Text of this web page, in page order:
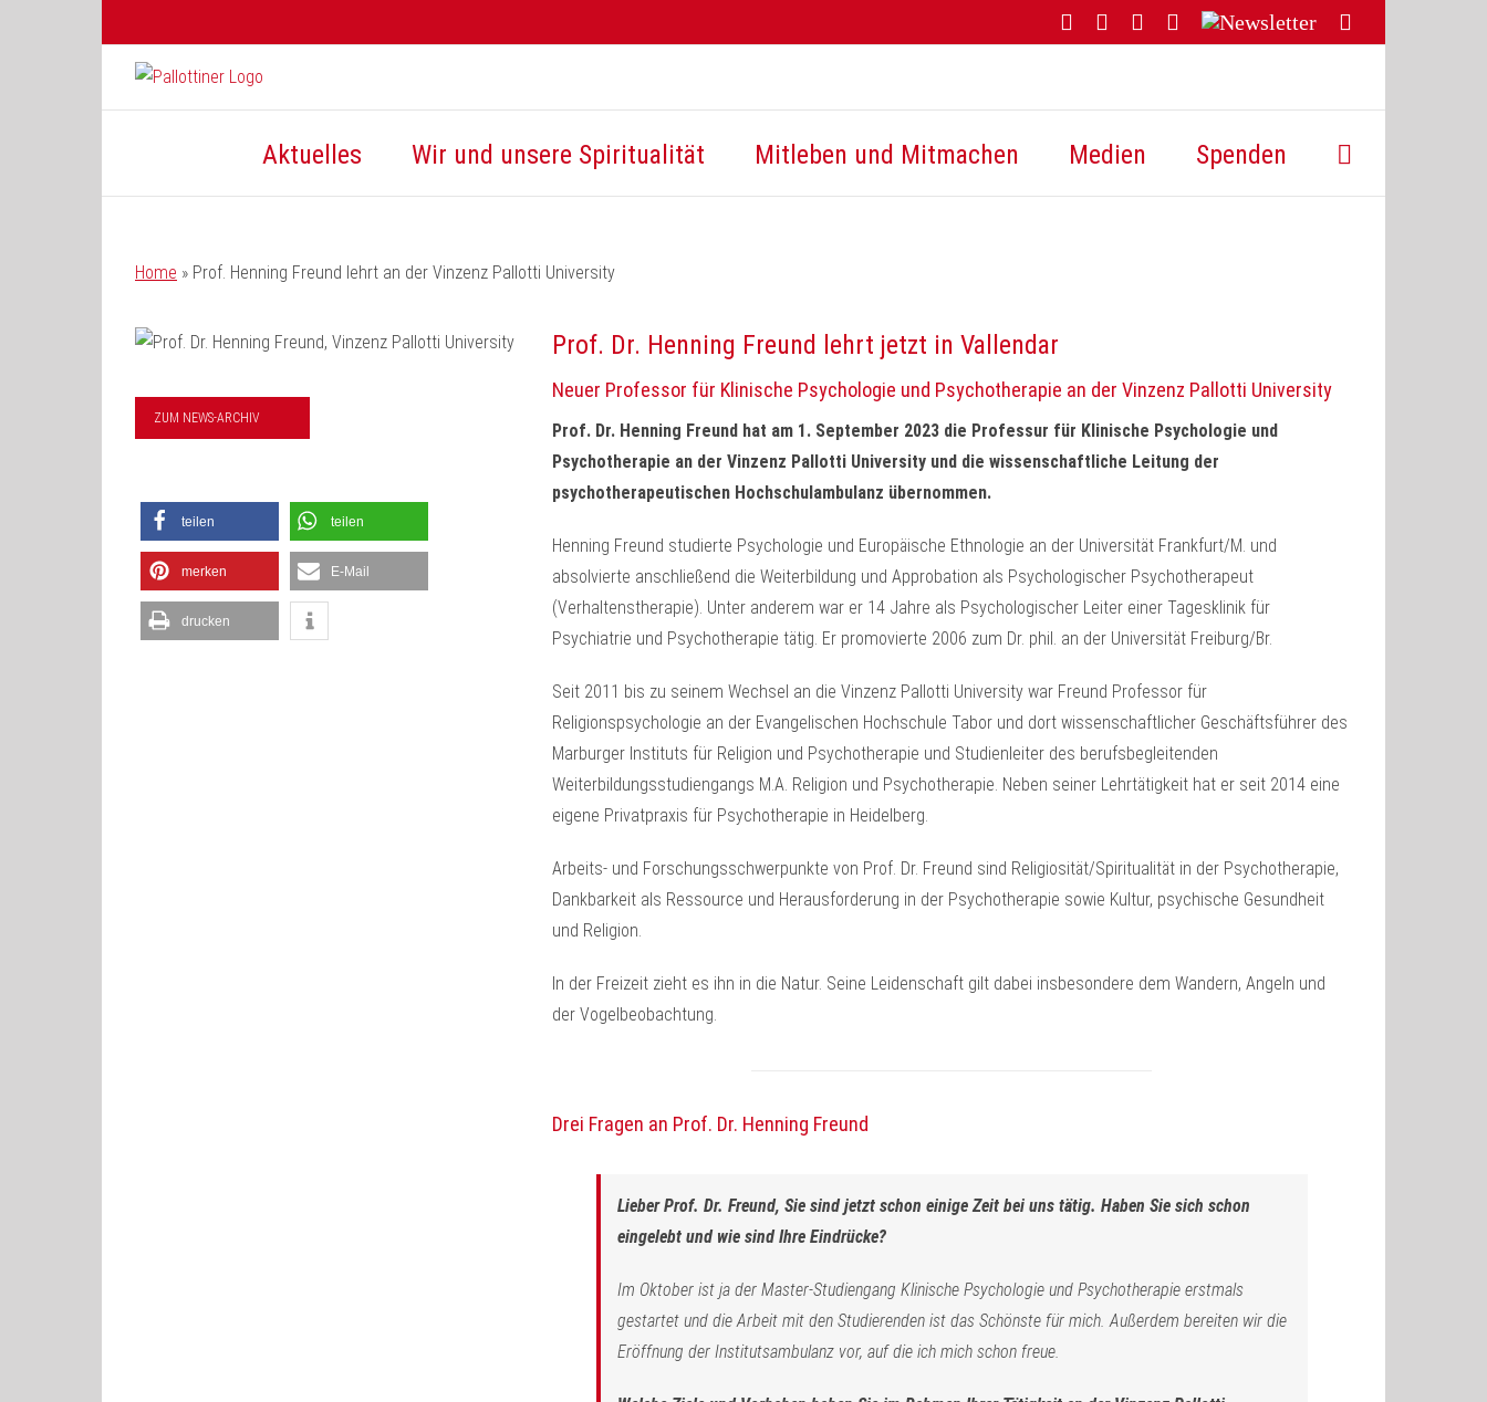
FacebookYouTubeInstagram
Threads
Newsletter
Mail
Aktuelles Wir und unsere Spiritualität Mitleben und Mitmachen Medien Spenden
Home » Prof. Henning Freund lehrt an der Vinzenz Pallotti University
ZUM NEWS-ARCHIV
teilen teilen
merken E-Mail
drucken
Prof. Dr. Henning Freund lehrt jetzt in Vallendar
Neuer Professor für Klinische Psychologie und Psychotherapie an der Vinzenz Pallotti University
Prof. Dr. Henning Freund hat am 1. September 2023 die Professur für Klinische Psychologie und
Psychotherapie an der Vinzenz Pallotti University und die wissenschaftliche Leitung der
psychotherapeutischen Hochschulambulanz übernommen.
Henning Freund studierte Psychologie und Europäische Ethnologie an der Universität Frankfurt/M. und
absolvierte anschließend die Weiterbildung und Approbation als Psychologischer Psychotherapeut
(Verhaltenstherapie). Unter anderem war er 14 Jahre als Psychologischer Leiter einer Tagesklinik für
Psychiatrie und Psychotherapie tätig. Er promovierte 2006 zum Dr. phil. an der Universität Freiburg/Br.
Seit 2011 bis zu seinem Wechsel an die Vinzenz Pallotti University war Freund Professor für
Religionspsychologie an der Evangelischen Hochschule Tabor und dort wissenschaftlicher Geschäftsführer des
Marburger Instituts für Religion und Psychotherapie und Studienleiter des berufsbegleitenden
Weiterbildungsstudiengangs M.A. Religion und Psychotherapie. Neben seiner Lehrtätigkeit hat er seit 2014 eine
eigene Privatpraxis für Psychotherapie in Heidelberg.
Arbeits- und Forschungsschwerpunkte von Prof. Dr. Freund sind Religiosität/Spiritualität in der Psychotherapie,
Dankbarkeit als Ressource und Herausforderung in der Psychotherapie sowie Kultur, psychische Gesundheit
und Religion.
In der Freizeit zieht es ihn in die Natur. Seine Leidenschaft gilt dabei insbesondere dem Wandern, Angeln und
der Vogelbeobachtung.
Drei Fragen an Prof. Dr. Henning Freund
Lieber Prof. Dr. Freund, Sie sind jetzt schon einige Zeit bei uns tätig. Haben Sie sich schon
eingelebt und wie sind Ihre Eindrücke?
Im Oktober ist ja der Master-Studiengang Klinische Psychologie und Psychotherapie erstmals
gestartet und die Arbeit mit den Studierenden ist das Schönste für mich. Außerdem bereiten wir die
Eröffnung der Institutsambulanz vor, auf die ich mich schon freue.